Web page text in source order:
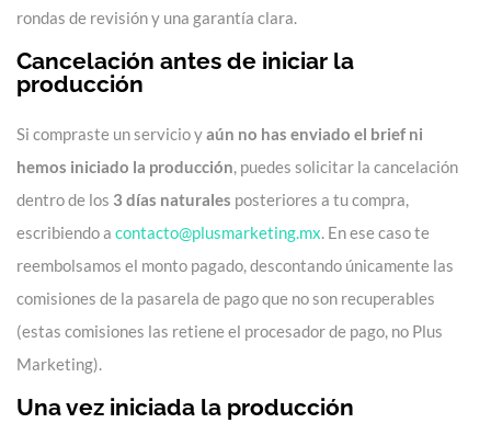
rondas de revisión y una garantía clara.
Cancelación antes de iniciar la
producción
Si compraste un servicio yaún no has enviado el brief ni
hemos iniciado la producción, puedes solicitar la cancelación
dentro de los 3 días naturales posteriores a tu compra,
escribiendo a contacto@plusmarketing.mx. En ese caso te
reembolsamos el monto pagado, descontando únicamente las
comisiones de la pasarela de pago que no son recuperables
(estas comisiones las retiene el procesador de pago, no Plus
Marketing).
Una vez iniciada la producción